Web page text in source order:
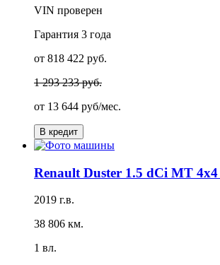
VIN проверен
Гарантия 3 года
от 818 422 руб.
1 293 233 руб.
от 13 644 руб/мес.
В кредит
Renault Duster 1.5 dCi MT 4x4
2019 г.в.
38 806 км.
1 вл.